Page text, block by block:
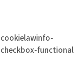
cookielawinfo-
checkbox-functional